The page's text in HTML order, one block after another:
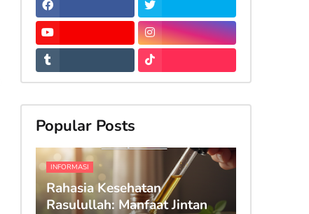
Popular Posts
INFORMASI
Rahasia Kesehatan
Rasulullah: Manfaat Jintan